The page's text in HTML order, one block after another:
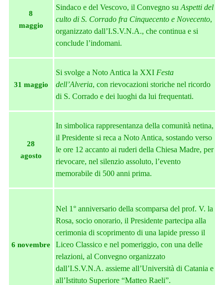
8
maggio
Sindaco e del Vescovo, il Convegno su Aspetti del
culto di S. Corrado fra Cinquecento e Novecento,
organizzato dall’I.S.V.N.A., che continua e si
conclude l’indomani.
31 maggio
Si svolge a Noto Antica la XXI Festa
dell’Alveria, con rievocazioni storiche nel ricordo
di S. Corrado e dei luoghi da lui frequentati.
28
agosto
In simbolica rappresentanza della comunità netina,
il Presidente si reca a Noto Antica, sostando verso
le ore 12 accanto ai ruderi della Chiesa Madre, per
rievocare, nel silenzio assoluto, l’evento
memorabile di 500 anni prima.
6 novembre
Nel 1° anniversario della scomparsa del prof. V. la
Rosa, socio onorario, il Presidente partecipa alla
cerimonia di scoprimento di una lapide presso il
Liceo Classico e nel pomeriggio, con una delle
relazioni, al Convegno organizzato
dall’I.S.V.N.A. assieme all’Università di Catania e
all’Istituto Superiore “Matteo Raeli”.